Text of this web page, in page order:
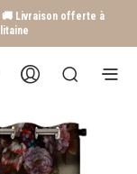
🚚 Livraison offerte à